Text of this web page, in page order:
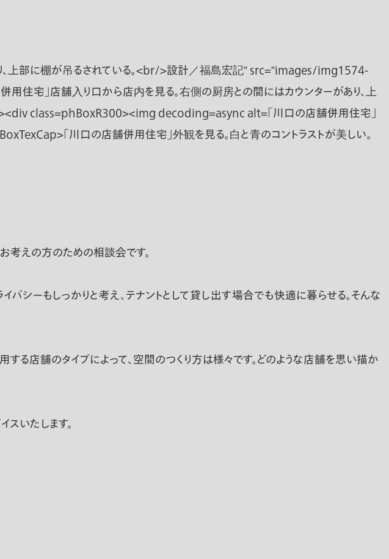
考えの方のための相談会です。
シーもしっかりと考え、テナントとして貸し出す場合でも快適に暮らせる。そんな
る店舗のタイプによって、空間のつくり方は様々です。どのような店舗を思い描か
いたします。